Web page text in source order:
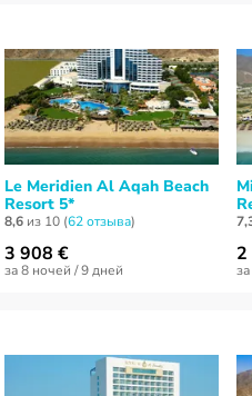
Le Meridien Al Aqah Beach
Resort 5*
8,6из 10 (62 отзывa)
3 908 €
за 8 ночей / 9 дней